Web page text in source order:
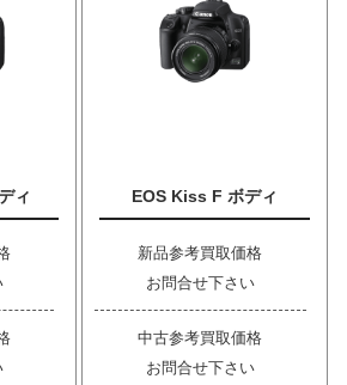
ィ EOS Kiss F ボディ
新品参考買取価格
お問合せ下さい
中古参考買取価格
お問合せ下さい